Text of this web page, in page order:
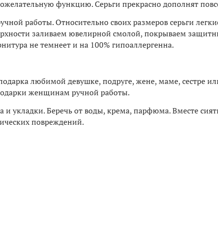
функцию. Серьги прекрасно дополнят
работы. Относительно своих размеров серьги
заливаем ювелирной смолой, покрываем
не темнеет и на 100% гипоаллергенна.
любимой девушке, подруге, жене, маме, сестре
женщинам ручной работы.
укладки. Беречь от воды, крема, парфюма. Вместе
повреждений.